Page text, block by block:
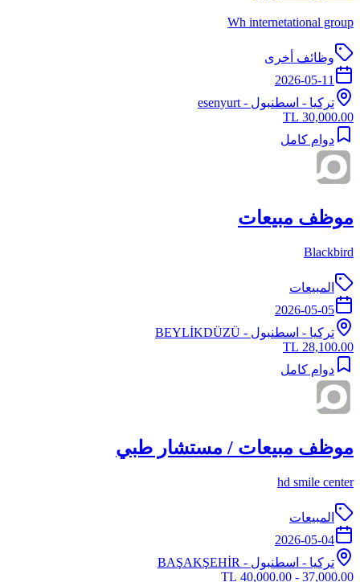
Wh internetational group
وظائف أخرى
2026-05-11
تركيا - اسطنبول - esenyurt
30,000.00 TL
دوام كامل
موظف مبيعات
Blackbird
المبيعات
2026-05-05
تركيا - اسطنبول - BEYLİKDÜZÜ
28,100.00 TL
دوام كامل
موظف مبيعات / مستشار طبي
hd smile center
المبيعات
2026-05-04
تركيا - اسطنبول - BAŞAKŞEHİR
37,000.00 - 40,000.00 TL